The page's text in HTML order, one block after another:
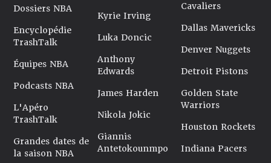
Dossiers NBA
Encyclopédie
TrashTalk
Équipes NBA
Podcasts NBA
L'Apéro
TrashTalk
Grandes dates de
la saison NBA
Kyrie Irving
Luka Doncic
Anthony
Edwards
James Harden
Nikola Jokic
Giannis
Antetokounmpo
Cavaliers
Dallas Mavericks
Denver Nuggets
Detroit Pistons
Golden State
Warriors
Houston Rockets
Indiana Pacers